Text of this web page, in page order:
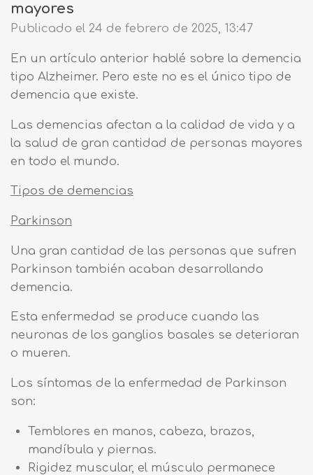
mayores
Publicado el 24 de febrero de 2025, 13:47
En un artículo anterior hablé sobre la demencia
tipo Alzheimer. Pero este no es el único tipo de
demencia que existe.
Las demencias afectan a la calidad de vida y a
la salud de gran cantidad de personas mayores
en todo el mundo.
Tipos de demencias
Parkinson
Una gran cantidad de las personas que sufren
Parkinson también acaban desarrollando
demencia.
Esta enfermedad se produce cuando las
neuronas de los ganglios basales se deterioran
o mueren.
Los síntomas de la enfermedad de Parkinson
son:
Temblores en manos, cabeza, brazos,
mandíbula y piernas.
Rigidez muscular, el músculo permanece